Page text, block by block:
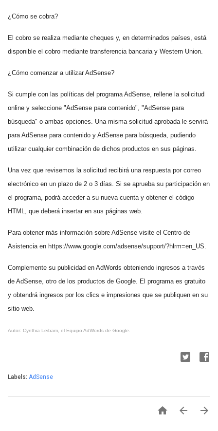
¿Cómo se cobra?
El cobro se realiza mediante cheques y, en determinados países, está
disponible el cobro mediante transferencia bancaria y Western Union.
¿Cómo comenzar a utilizar AdSense?
Si cumple con las políticas del programa AdSense, rellene la solicitud
online y seleccione "AdSense para contenido", "AdSense para
búsqueda" o ambas opciones. Una misma solicitud aprobada le servirá
para AdSense para contenido y AdSense para búsqueda, pudiendo
utilizar cualquier combinación de dichos productos en sus páginas.
Una vez que revisemos la solicitud recibirá una respuesta por correo
electrónico en un plazo de 2 o 3 días. Si se aprueba su participación en
el programa, podrá acceder a su nueva cuenta y obtener el código
HTML, que deberá insertar en sus páginas web.
Para obtener más información sobre AdSense visite el Centro de
Asistencia en https://www.google.com/adsense/support/?hlrm=en_US.
Complemente su publicidad en AdWords obteniendo ingresos a través
de AdSense, otro de los productos de Google. El programa es gratuito
y obtendrá ingresos por los clics e impresiones que se publiquen en su
sitio web.
Autor: Cynthia Leibam, el Equipo AdWords de Google.
Labels: AdSense
  